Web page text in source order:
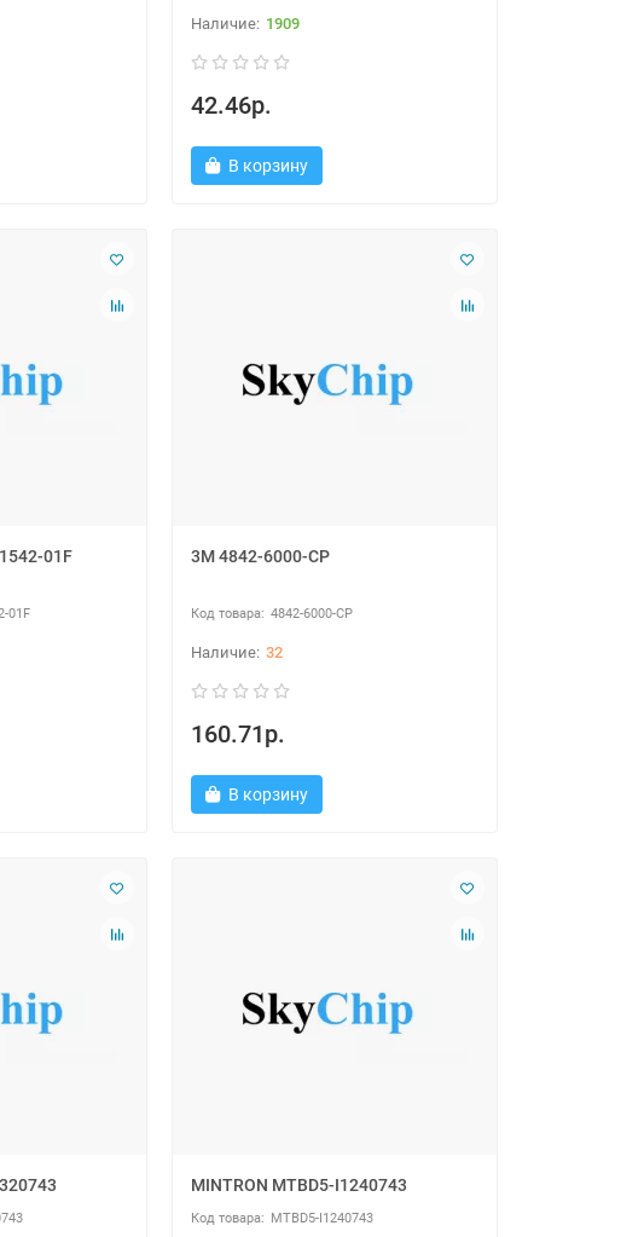
1909
42.46р.
В корзину
01F
01F
3M 4842-6000-CP
4842-6000-CP
32
160.71р.
В корзину
MINTRON MTBD5-I1240743
MTBD5-I1240743